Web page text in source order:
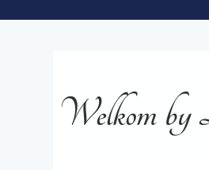
Welkom by